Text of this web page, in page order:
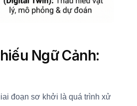
Ngữ Cảnh:
đoạn sơ khởi là quá trình xử